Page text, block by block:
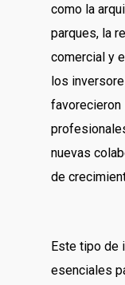
como la
parques, la
comercial y
los
favorecieron
nuevas
de
Este tipo de
esenciales